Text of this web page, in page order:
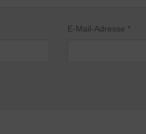
E-Mail-Adresse *